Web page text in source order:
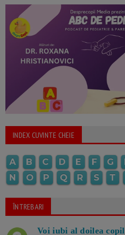
INDEX CUVINTE CHEIE
A B C D E F G
N
O P Q R S T
ÎNTREBARI
Voi iubi al doilea